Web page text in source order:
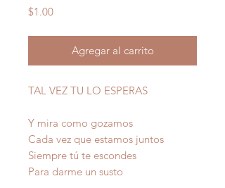
$1.00Precio
Agregar al carrito
TAL VEZ TU LO ESPERAS
Y mira como gozamos
Cada vez que estamos juntos
Siempre tú te escondes
Para darme un susto